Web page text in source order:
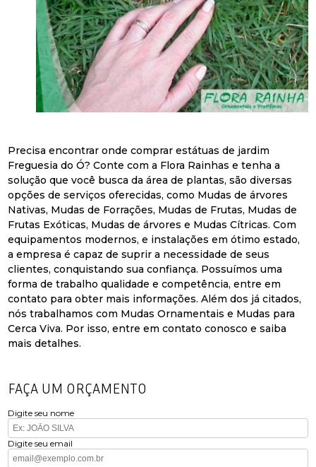
Precisa encontrar onde comprar estátuas de jardim
Freguesia do Ó? Conte com a Flora Rainhas e tenha a
solução que você busca da área de plantas, são diversas
opções de serviços oferecidas, como Mudas de árvores
Nativas, Mudas de Forrações, Mudas de Frutas, Mudas de
Frutas Exóticas, Mudas de árvores e Mudas Cítricas. Com
equipamentos modernos, e instalações em ótimo estado,
a empresa é capaz de suprir a necessidade de seus
clientes, conquistando sua confiança. Possuímos uma
forma de trabalho qualidade e competência, entre em
contato para obter mais informações. Além dos já citados,
nós trabalhamos com Mudas Ornamentais e Mudas para
Cerca Viva. Por isso, entre em contato conosco e saiba
mais detalhes.
FAÇA UM ORÇAMENTO
Digite seu nome
Digite seu email